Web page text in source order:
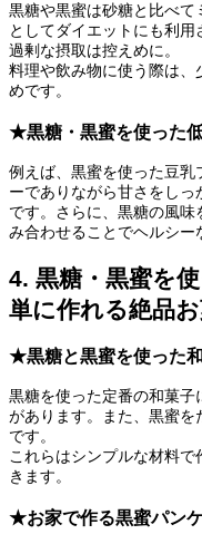
黒糖や黒蜜は砂糖と比べ
としてダイエットにも利
過剰な摂取は控えめに。
料理や飲み物に使う際は、
めです。
★黒糖・黒蜜を使った
例えば、黒蜜を使った豆乳
ーでありながら甘さをしっ
です。さらに、黒糖の風
み合わせることでヘルシー
4. 黒糖・黒蜜を
単に作れる絶品
★黒糖と黒蜜を使った
黒糖を使った定番の和菓子
があります。また、黒蜜を
です。
これらはシンプルな材料
きます。
★お家で作る黒蜜パン